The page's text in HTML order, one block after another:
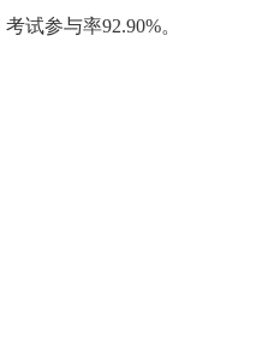
试参与率92.90%。